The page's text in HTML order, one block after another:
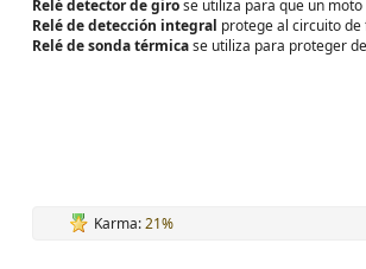
Relé detector de girose utiliza para que un
Relé de detección integral protege al circuito
Relé de sonda térmicase utiliza para proteger
Karma:21%